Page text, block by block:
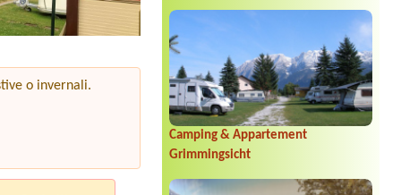
Camping & Appartement
Grimmingsicht
o invernali.